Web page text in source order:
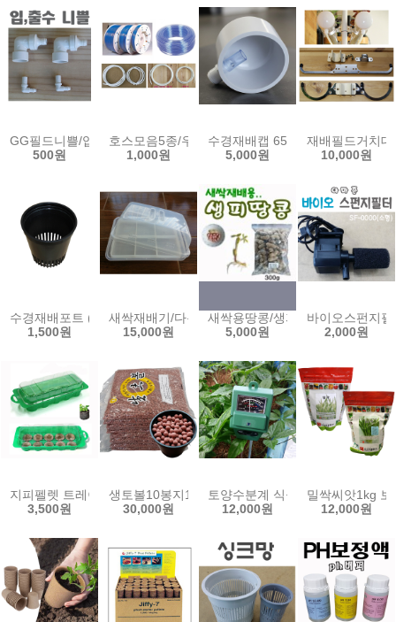
GG필드니쁠/입수니쁠/출수니쁠/수경재배기니쁠
500원
호스모음5종/우레탄호스 정수기 튜빙 pe 고압 에어
1,000원
수경재배캡 65A용 DIY 양액 수경
5,000원
재배필드거치
10,000원
수경재배포트 (小)10개 (中)5개 수경 포트 양액 재배 풍난 모종 난 화
1,500원
새싹재배기/다용도재배용기 새싹보리 새싹키우기
15,000원
새싹용땅콩/생피땅콩/발아용/300g
5,000원
바이오스펀지
2,000원
지피펠렛 트레이 지피7 재배 트레이 피트펠렛 펠릿 미니온실 핸디가
3,500원
생토볼10봉지19L(18kg)황토볼 하이드로볼 분갈이
30,000원
토양수분계 식물 화분 습도 조도
12,000원
밀싹씨앗1kg
12,000원